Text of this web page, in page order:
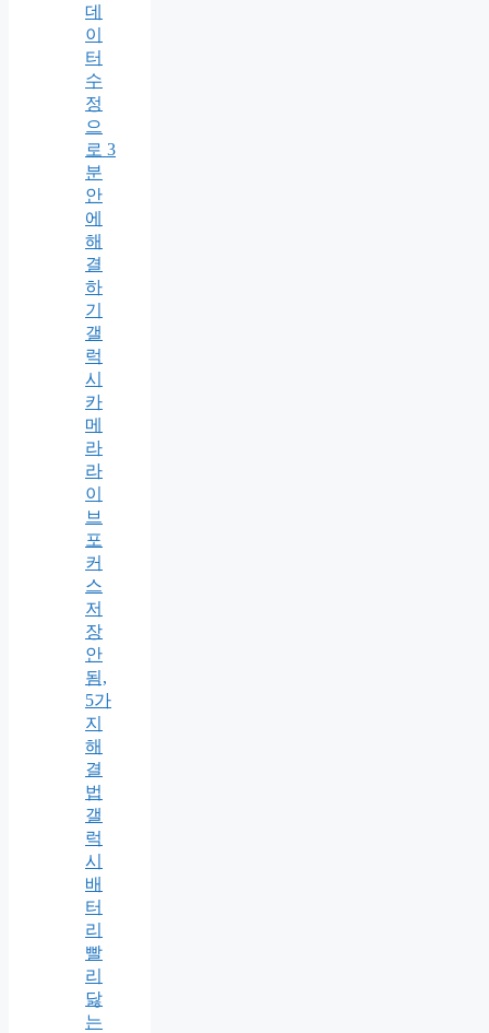
데
이
터
수
정
으
로 3
분
안
에
해
결
하
기
갤
럭
시
카
메
라
라
이
브
포
커
스
저
장
안
됨,
5가
지
해
결
법
갤
럭
시
배
터
리
빨
리
닳
는